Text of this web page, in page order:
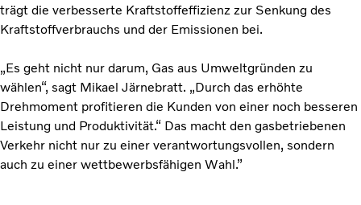
trägt die verbesserte Kraftstoffeffizienz zur Senkung des
Kraftstoffverbrauchs und der Emissionen bei.
„Es geht nicht nur darum, Gas aus Umweltgründen zu
wählen“, sagt Mikael Järnebratt. „Durch das erhöhte
Drehmoment profitieren die Kunden von einer noch besseren
Leistung und Produktivität.“ Das macht den gasbetriebenen
Verkehr nicht nur zu einer verantwortungsvollen, sondern
auch zu einer wettbewerbsfähigen Wahl.”